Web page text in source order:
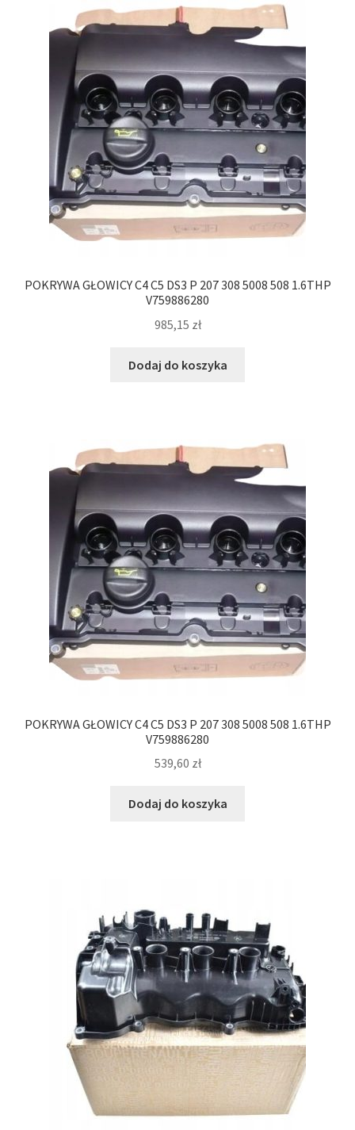
POKRYWA GŁOWICY C4 C5 DS3 P 207 308 5008 508 1.6THP
V759886280
985,15 zł
Dodaj do koszyka
POKRYWA GŁOWICY C4 C5 DS3 P 207 308 5008 508 1.6THP
V759886280
539,60 zł
Dodaj do koszyka